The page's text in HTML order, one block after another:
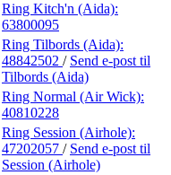
Ring Kitch'n (Aida):
63800095
Ring Tilbords (Aida):
48842502 / Send e-post til
Tilbords (Aida)
Ring Normal (Air Wick):
40810228
Ring Session (Airhole):
47202057 / Send e-post til
Session (Airhole)